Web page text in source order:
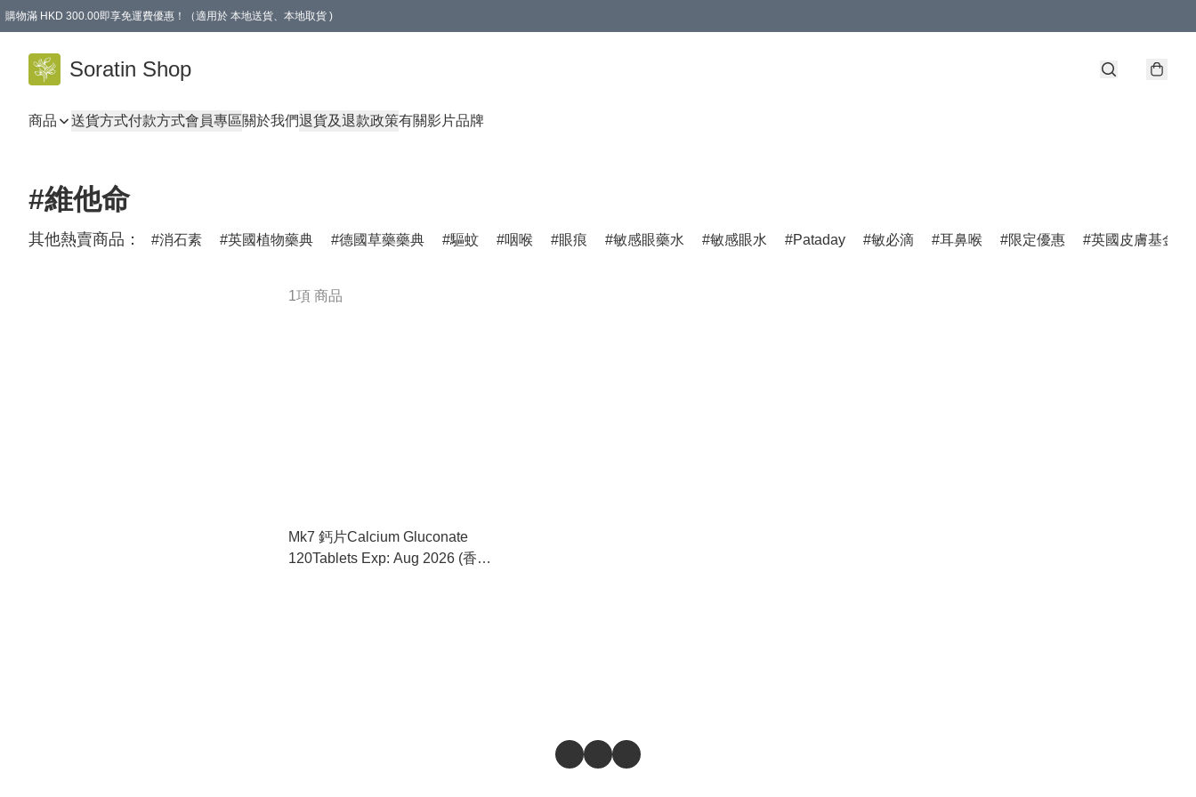
購物滿 HKD 300.00即享免運費優惠！（適用於 本地送貨、本地取貨 )
Soratin Shop
商品 送貨方式付款方式會員專區關於我們退貨及退款政策有關影片品牌
#維他命
其他熱賣商品： 消石素 英國植物藥典 德國草藥藥典 驅蚊 咽喉 眼痕 敏感眼藥水 敏感眼水 Pataday 敏必滴 耳鼻喉 限定優惠 英國皮膚基金會
1項 商品
Mk7 鈣片Calcium Gluconate
120Tablets Exp: Aug 2026 (香港